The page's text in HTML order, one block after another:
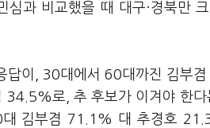
과 비교했을 때 대구·경북만 크
이, 30대에서 60대까진 김부
로, 추 후보가 이겨야 한다
김부겸 71.1% 대 추경호